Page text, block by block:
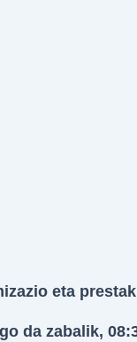
eta
da zabalik,